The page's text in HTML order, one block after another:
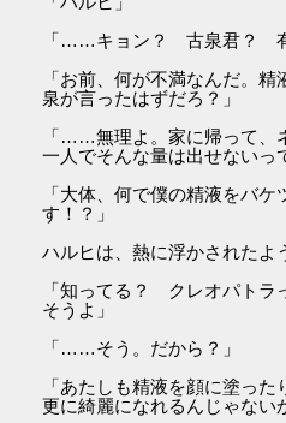
「……キョン？ 古泉君？
「お前、何が不満なんだ。
泉が言ったはずだろ？」
「……無理よ。家に帰って
一人でそんな量は出せないっ
「大体、何で僕の精液をバ
す！？」
ハルヒは、熱に浮かされたよ
「知ってる？ クレオパトラ
そうよ」
「……そう。だから？」
「あたしも精液を顔に塗っ
更に綺麗になれるんじゃない